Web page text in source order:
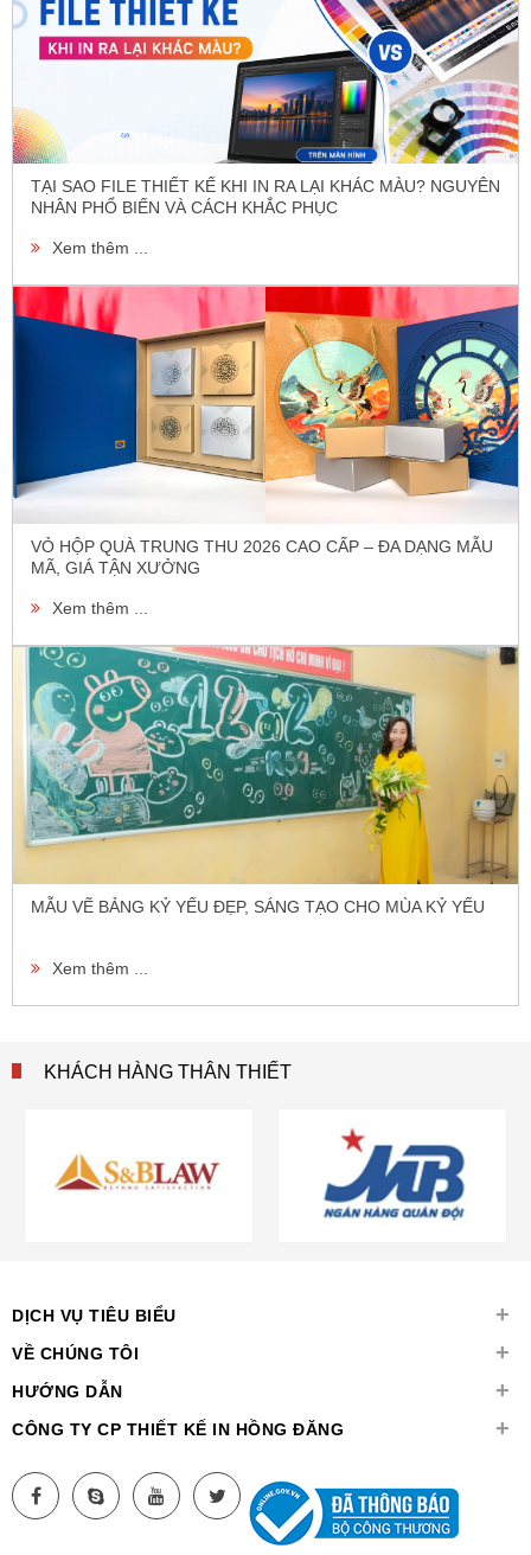
TẠI SAO FILE THIẾT KẾ KHI IN RA LẠI KHÁC MÀU? NGUYÊN
NHÂN PHỔ BIẾN VÀ CÁCH KHẮC PHỤC
Xem thêm ...
VỎ HỘP QUÀ TRUNG THU 2026 CAO CẤP – ĐA DẠNG MẪU
MÃ, GIÁ TẬN XƯỞNG
Xem thêm ...
MẪU VẼ BẢNG KỶ YẾU ĐẸP, SÁNG TẠO CHO MÙA KỶ YẾU
Xem thêm ...
KHÁCH HÀNG THÂN THIẾT
DỊCH VỤ TIÊU BIỂU +
VỀ CHÚNG TÔI +
HƯỚNG DẪN +
CÔNG TY CP THIẾT KẾ IN HỒNG ĐĂNG +